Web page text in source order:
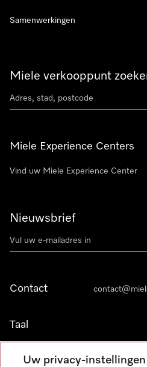
Miele verkooppunt
Miele Experience Centers
Vind uw Miele Experience Center
Nieuwsbrief
Contact
Taal
NEDERLANDS
Samenwerkingen
Uw privacy-instellingen